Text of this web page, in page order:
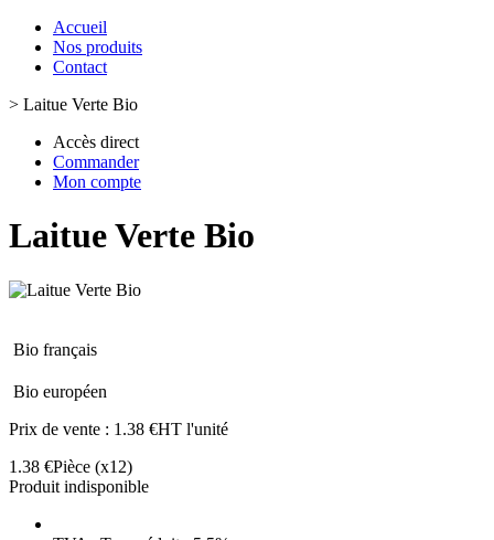
Accueil
Nos produits
Contact
> Laitue Verte Bio
Accès direct
Commander
Mon compte
Laitue Verte Bio
Bio français
Bio européen
Prix de vente : 1.38 €HT l'unité
1.38 €Pièce (x12)
Produit indisponible